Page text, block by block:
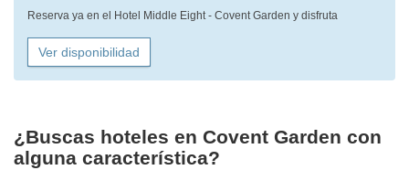
Reserva ya en el Hotel Middle Eight - Covent Garden y disfruta
Ver disponibilidad
¿Buscas hoteles en Covent Garden con
alguna característica?